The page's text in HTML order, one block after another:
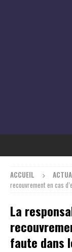
ACCUEIL
recouvrement en cas
La
faute dans